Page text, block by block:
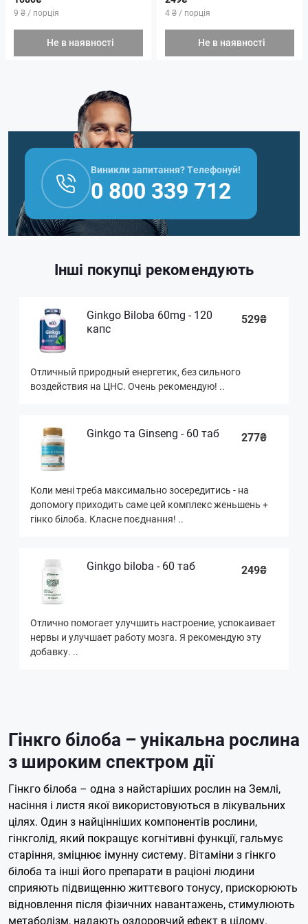
9 ₴ / порція
Не в наявності
4 ₴ / порція
Не в наявності
Виникли запитання? Телефонуй!
0 800 339 712
Інші покупці рекомендують
Ginkgo Biloba 60mg - 120
капс
529₴
Отличный природный енергетик, без сильного
воздействия на ЦНС. Очень рекомендую! ..
Ginkgo та Ginseng - 60 таб 277₴
Коли мені треба максимально зосередитись - на
допомогу приходить саме цей комплекс женьшень +
гінко білоба. Класне поєднання! ..
Ginkgo biloba - 60 таб 249₴
Отлично помогает улучшить настроение, успокаивает
нервы и улучшает работу мозга. Я рекомендую эту
добавку. ..
Гінкго білоба – унікальна рослина
з широким спектром дії
Гінкго білоба – одна з найстаріших рослин на Землі,
насіння і листя якої використовуються в лікувальних
цілях. Один з найцінніших компонентів рослини,
гінкголід, який покращує когнітивні функції, гальмує
старіння, зміцнює імунну систему. Вітаміни з гінкго
білоба та інші його препарати в раціоні людини
сприяють підвищенню життєвого тонусу, прискорюють
відновлення після фізичних навантажень, стимулюють
метаболізм, надають оздоровчий ефект в цілому.